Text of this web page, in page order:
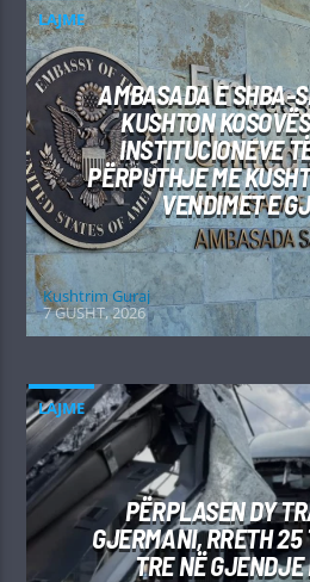
LAJME
AMBASADA E SHBA-
KUSHTON
INSTITUCIONEVE
PËRPUTHJE ME
VENDIMET E
Kushtrim Guraj
7 GUSHT, 2026
LAJME
PËRPLASEN DY
GJERMANI, RRETH 25
TRE NË GJENDJE